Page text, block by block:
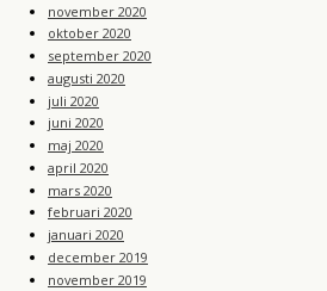
november 2020
oktober 2020
september 2020
augusti 2020
juli 2020
juni 2020
maj 2020
april 2020
mars 2020
februari 2020
januari 2020
december 2019
november 2019